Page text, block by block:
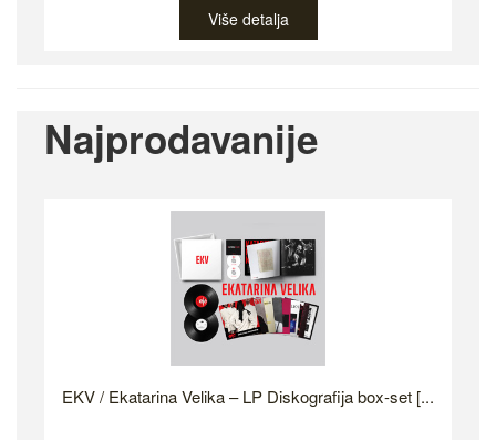
Više detalja
Najprodavanije
EKV / Ekatarina Velika – LP Diskografija box-set [...